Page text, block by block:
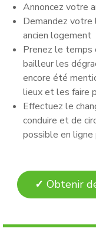
Annoncez votre
Demandez
ancien logement
Prenez le temps
bailleur les
encore été
lieux et les faire
Effectuez le
conduire et de
possible en ligne
✓ Obtenir